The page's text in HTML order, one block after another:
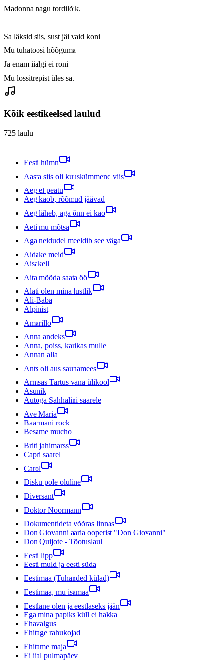
Madonna nagu tordilõik.
Sa läksid siis, sust jäi vaid koni
Mu tuhatoosi hõõguma
Ja enam iialgi ei roni
Mu lossitrepist üles sa.
Kõik eestikeelsed laulud
725 laulu
Eesti hümn
Aasta siis oli kuuskümmend viis
Aeg ei peatu
Aeg kaob, rõõmud jäävad
Aeg läheb, aga õnn ei kao
Aeti mu mõtsa
Aga neidudel meeldib see väga
Aidake meid
Aisakell
Aita mööda saata öö
Alati olen mina lustlik
Ali-Baba
Alpinist
Amarillo
Anna andeks
Anna, poiss, karikas mulle
Annan alla
Ants oli aus saunamees
Armsas Tartus vana ülikool
Asunik
Autoga Sahhalini saarele
Ave Maria
Baarmani rock
Besame mucho
Briti jahimarss
Capri saarel
Carol
Disku pole oluline
Diversant
Doktor Noormann
Dokumentideta võõras linnas
Don Giovanni aaria ooperist "Don Giovanni"
Don Quijote - Tõotuslaul
Eesti lipp
Eesti muld ja eesti süda
Eestimaa (Tuhanded külad)
Eestimaa, mu isamaa
Eestlane olen ja eestlaseks jään
Ega mina papiks küll ei hakka
Ehavalgus
Ehitage rahukojad
Ehitame maja
Ei iial pulmapäev